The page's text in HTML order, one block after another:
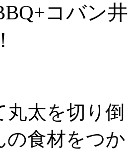
コバン
丸太を切り
の食材をつ